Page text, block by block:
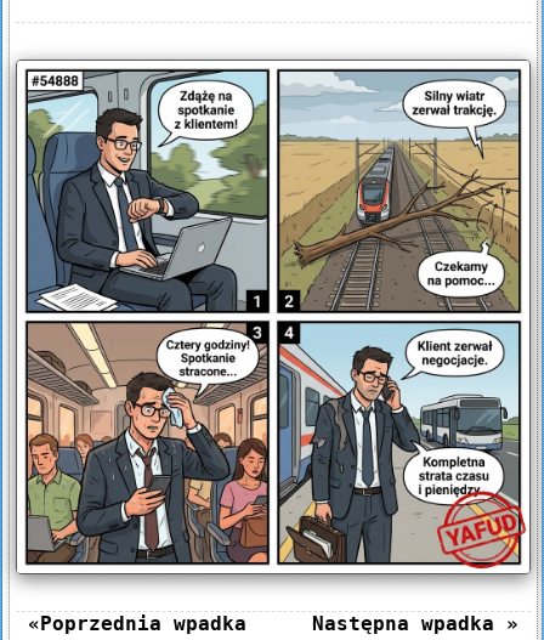
«Poprzednia wpadka Następna wpadka »